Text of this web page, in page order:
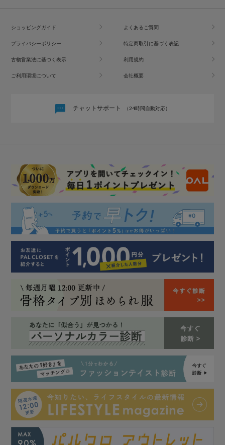
ショッピングガイド よくあるご質問
プライバシーポリシー 特定商取引に基づく表記
古物営業法に基づく表示 利用規約
ご利用環境について 会社概要
チャットサポート （24時間自動対応）